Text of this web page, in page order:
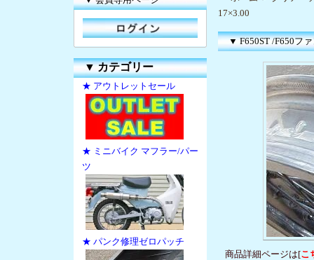
▼カテゴリー
★ アウトレットセール
★ ミニバイク マフラー/パー
ツ
★ パンク修理ゼロパッチ
17×3.00
▼ F650ST /F650フ
商品詳細ページは[こ